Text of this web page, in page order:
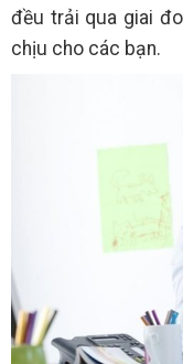
đều trải qua giai
chịu cho các bạn.